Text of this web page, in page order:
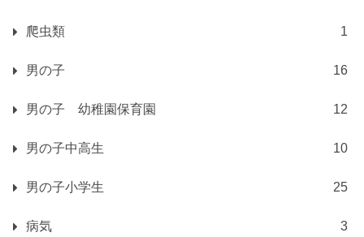
爬虫類 1
男の子 16
男の子 幼稚園保育園 12
男の子中高生 10
男の子小学生 25
病気 3